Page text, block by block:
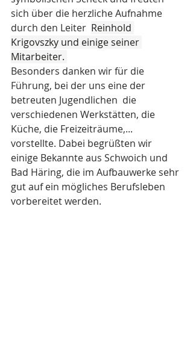
sich über die herzliche Aufnahme
durch den Leiter Reinhold
Krigovszky und einige seiner
Mitarbeiter.
Besonders danken wir für die
Führung, bei der uns eine der
betreuten Jugendlichen  die
verschiedenen Werkstätten, die
Küche, die Freizeiträume,...
vorstellte. Dabei begrüßten wir
einige Bekannte aus Schwoich und
Bad Häring, die im Aufbauwerke sehr
gut auf ein mögliches Berufsleben
vorbereitet werden.